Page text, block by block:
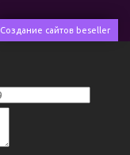
Создание сайтов beseller